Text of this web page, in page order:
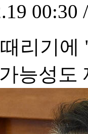
00:30
리기
능성